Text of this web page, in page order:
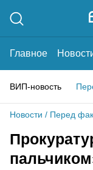
Главное
ВИП-новость
Новости / Перед